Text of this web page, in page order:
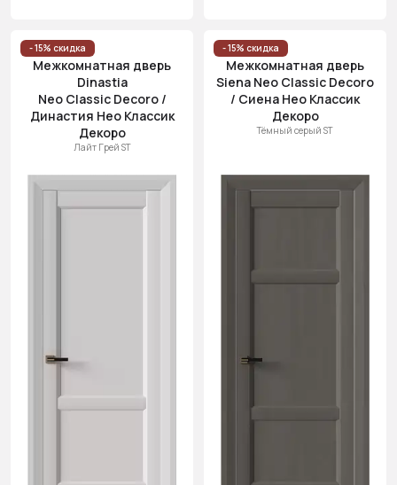
- 15% скидка
Межкомнатная дверь
Dinastia
Neo Classic Decoro /
Династия Нео Классик
Декоро
Лайт Грей ST
- 15% скидка
Межкомнатная дверь
Siena Neo Classic Decoro
/ Сиена Нео Классик
Декоро
Тёмный серый ST